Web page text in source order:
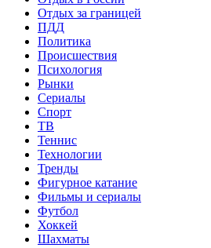
Отдых за границей
ПДД
Политика
Происшествия
Психология
Рынки
Сериалы
Спорт
ТВ
Теннис
Технологии
Тренды
Фигурное катание
Фильмы и сериалы
Футбол
Хоккей
Шахматы